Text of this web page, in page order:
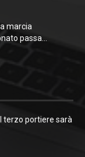
marcia
passa...
terzo portiere sarà